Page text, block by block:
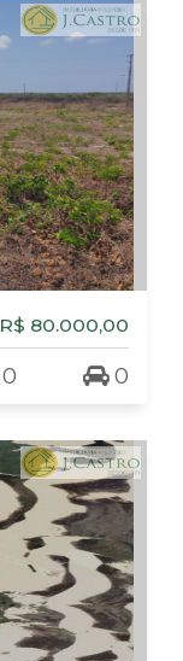
R$ 80.000,00
0 0